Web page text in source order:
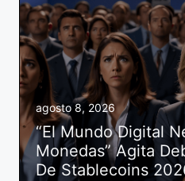
agosto 8, 2026
“El Mundo Digital
Monedas” Agita
De Stablecoins